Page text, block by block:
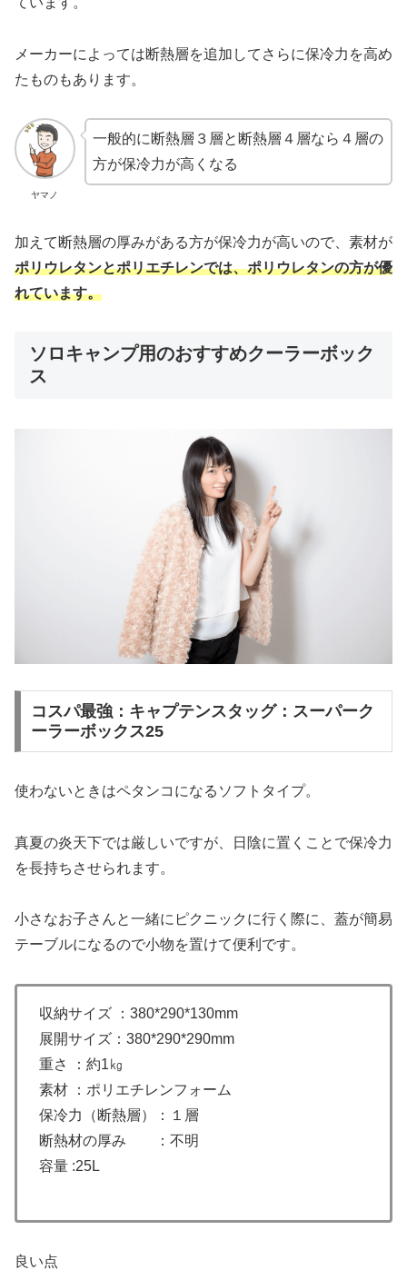
メーカーによっては断熱層を追加してさらに保冷力を高め
たものもあります。
ヤマノ
一般的に断熱層３層と断熱層４層なら４層の
方が保冷力が高くなる
加えて断熱層の厚みがある方が保冷力が高いので、素材が
ポリウレタンとポリエチレンでは、ポリウレタンの方が優
れています。
ソロキャンプ用のおすすめクーラーボック
ス
コスパ最強：キャプテンスタッグ：スーパーク
ーラーボックス25
使わないときはペタンコになるソフトタイプ。
真夏の炎天下では厳しいですが、日陰に置くことで保冷力
を長持ちさせられます。
小さなお子さんと一緒にピクニックに行く際に、蓋が簡易
テーブルになるので小物を置けて便利です。
収納サイズ ：380*290*130mm
展開サイズ：380*290*290mm
重さ ：約1㎏
素材 ：ポリエチレンフォーム
保冷力（断熱層）：１層
断熱材の厚み ：不明
容量 :25L
良い点